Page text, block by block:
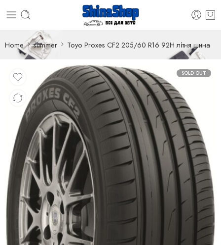
Home summer Toyo Proxes CF2 205/60 R16 92H літня шина
SOLD OUT